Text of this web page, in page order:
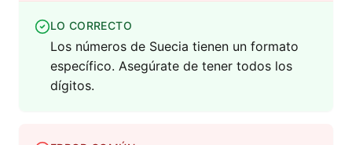
LO CORRECTO
Los números de Suecia tienen un formato
específico. Asegúrate de tener todos los
dígitos.